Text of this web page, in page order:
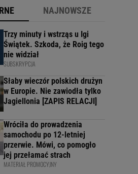
NAJNOWSZE
Trzy minuty i wstrząs u Igi
Świątek. Szkoda, że Roig tego
nie widział
SUBSKRYPCJA
Słaby wieczór polskich drużyn
w Europie. Nie zawiodła tylko
Jagiellonia [ZAPIS RELACJI]
Wróciła do prowadzenia
samochodu po 12-letniej
przerwie. Mówi, co pomogło
jej przełamać strach
MATERIAŁ PROMOCYJNY